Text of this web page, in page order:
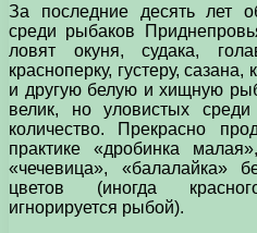
За последние десять лет
среди рыбаков
ловят окуня, судака,
красноперку, густеру,
и другую белую и хищную
велик, но уловистых
количество. Прекрасно
практике «дробинка
«чечевица», «балалайка»
цветов (иногда
игнорируется рыбой).